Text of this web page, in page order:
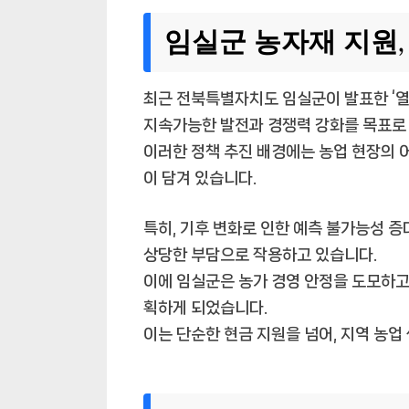
임실군 농자재 지원
최근 전북특별자치도 임실군이 발표한 ‘
지속가능한 발전과 경쟁력 강화를 목표
이러한 정책 추진 배경에는 농업 현장의
이 담겨 있습니다.
특히, 기후 변화로 인한 예측 불가능성
상당한 부담으로 작용하고 있습니다.
이에 임실군은 농가 경영 안정을 도모하
획하게 되었습니다.
이는 단순한 현금 지원을 넘어, 지역 농